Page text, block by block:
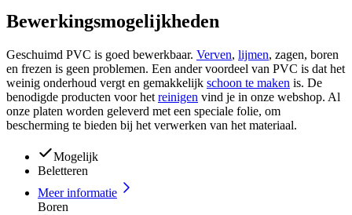
Bewerkingsmogelijkheden
Geschuimd PVC is goed bewerkbaar. Verven, lijmen, zagen, boren
en frezen is geen problemen. Een ander voordeel van PVC is dat het
weinig onderhoud vergt en gemakkelijk schoon te maken is. De
benodigde producten voor het reinigen vind je in onze webshop. Al
onze platen worden geleverd met een speciale folie, om
bescherming te bieden bij het verwerken van het materiaal.
Mogelijk
Beletteren
Meer informatie
Boren